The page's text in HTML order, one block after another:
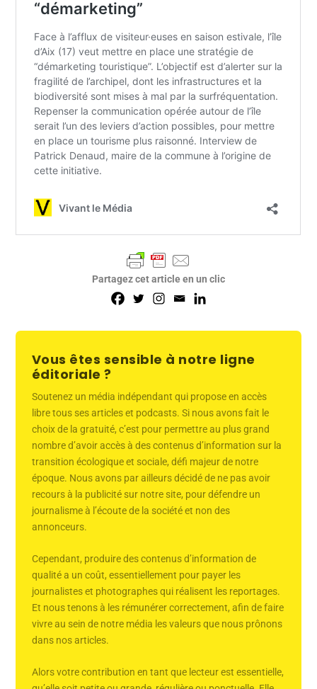
Partagez cet article en un clic
Vous êtes sensible à notre ligne
éditoriale ?
Soutenez un média indépendant qui propose en accès
libre tous ses articles et podcasts. Si nous avons fait le
choix de la gratuité, c’est pour permettre au plus grand
nombre d’avoir accès à des contenus d’information sur la
transition écologique et sociale, défi majeur de notre
époque. Nous avons par ailleurs décidé de ne pas avoir
recours à la publicité sur notre site, pour défendre un
journalisme à l’écoute de la société et non des
annonceurs.
Cependant, produire des contenus d’information de
qualité a un coût, essentiellement pour payer les
journalistes et photographes qui réalisent les reportages.
Et nous tenons à les rémunérer correctement, afin de faire
vivre au sein de notre média les valeurs que nous prônons
dans nos articles.
Alors votre contribution en tant que lecteur est essentielle,